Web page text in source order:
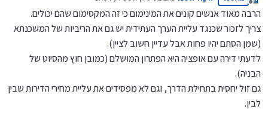
מנותק נערך לאחרונה על ידי
הרבה מאוד אנשים קונים את המינימום כי זה המקסימום שהם יכולים.
צריך לזכור שכנגד עליית הערך העתידית יש גם את הריביות של המשכנתא
(שמן הסתם יהיו פחות אבל עדיין חשוב לציין).
לדעתי דירה עם אופציה היא הפתרון המושלם (כמובן חוץ מהסיוט של
הבניה).
גם זול יחסית בתחילת הדרך, וגם לא מפסידים את עליית מחירי הדירות שבין
לבין.